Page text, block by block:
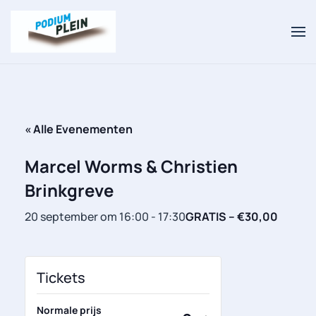
Overslaan en naar de inhoud gaan
« Alle Evenementen
Marcel Worms & Christien
Brinkgreve
20 september om 16:00 - 17:30GRATIS – €30,00
Tickets
Normale prijs